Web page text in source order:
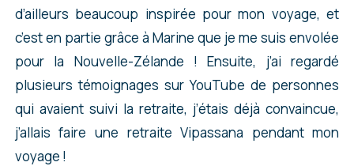
d’ailleurs beaucoup inspirée pour mon voyage, et
c’est en partie grâce à Marine que je me suis envolée
pour la Nouvelle-Zélande ! Ensuite, j’ai regardé
plusieurs témoignages sur YouTube de personnes
qui avaient suivi la retraite, j’étais déjà convaincue,
j’allais faire une retraite Vipassana pendant mon
voyage !